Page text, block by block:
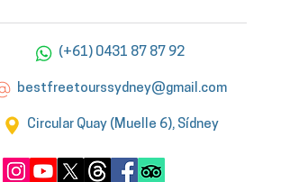
(+61) 0431 87 87 92
bestfreetourssydney@gmail.com
Circular Quay (Muelle 6), Sídney